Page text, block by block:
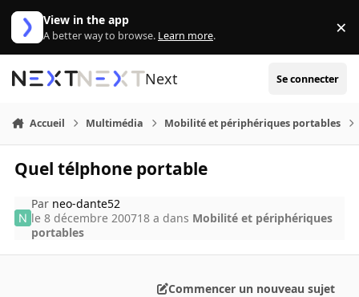
Aller au contenu
View in the app
A better way to browse. Learn more. ×
Next Se connecter
Accueil Multimédia Mobilité et périphériques portables
Quel télphone portable
Par neo-dante52
le 8 décembre 200718 a dans Mobilité et périphériques
portables
Commencer un nouveau sujet